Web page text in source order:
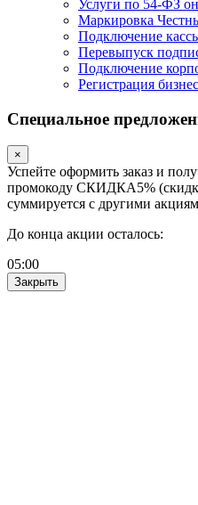
Услуги по 54-ФЗ
Маркировка
Подключение
Перевыпуск
Подключение
Регистрация
Специальное
×
Успейте оформить заказ и
промокоду СКИДКА5%
суммируется с другими
До конца акции осталось:
05:00
Закрыть